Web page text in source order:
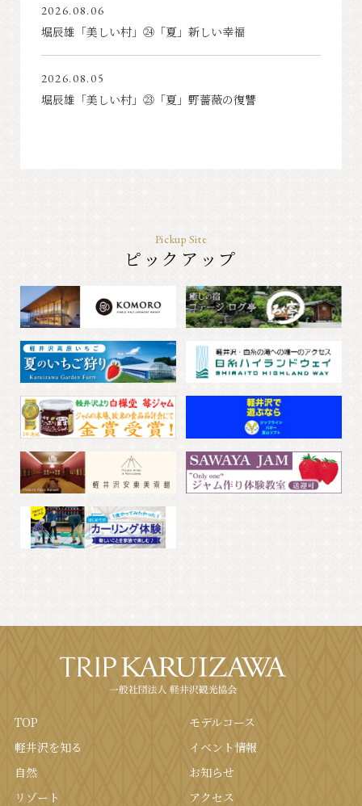
2026.08.06
堀辰雄「美しい村」㉔「夏」新しい幸福
2026.08.05
堀辰雄「美しい村」㉓「夏」野薔薇の復讐
Pickup Site
ピックアップ
TOP
軽井沢を知る
⾃然
リゾート
モデルコース
イベント情報
お知らせ
アクセス